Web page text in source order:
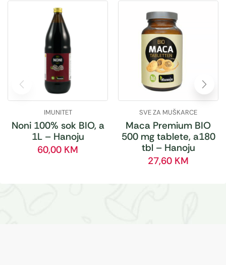
IMUNITET
Noni 100% sok BIO, a
1L – Hanoju
60,00 KM
SVE ZA MUŠKARCE
Maca Premium BIO
500 mg tablete, a180
tbl – Hanoju
27,60 KM